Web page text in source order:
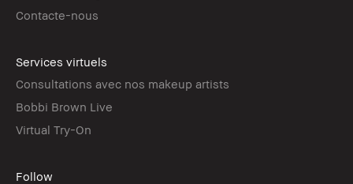
Contacte-nous
Services virtuels
Consultations avec nos makeup artists
Bobbi Brown Live
Virtual Try-On
Follow